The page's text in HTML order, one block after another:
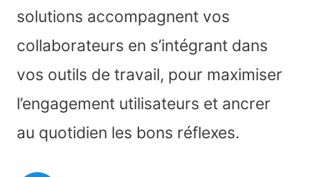
solutions accompagnent vos
collaborateurs en s’intégrant dans
vos outils de travail, pour maximiser
l’engagement utilisateurs et ancrer
au quotidien les bons réflexes.